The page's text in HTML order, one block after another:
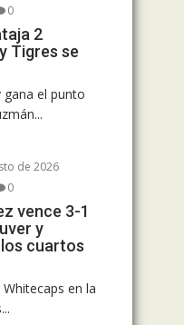
0
2
Tigres se
el punto
de 2026
0
vence 3-1
y
cuartos
en la